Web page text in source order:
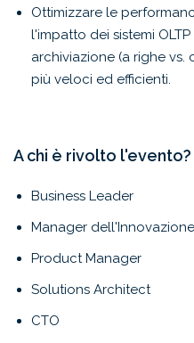
Ottimizzare le
l'impatto dei sistemi
archiviazione (a righe
più veloci ed efficienti.
A chi è rivolto l'evento?
Business Leader
Manager dell'Innovazione
Product Manager
Solutions Architect
CTO